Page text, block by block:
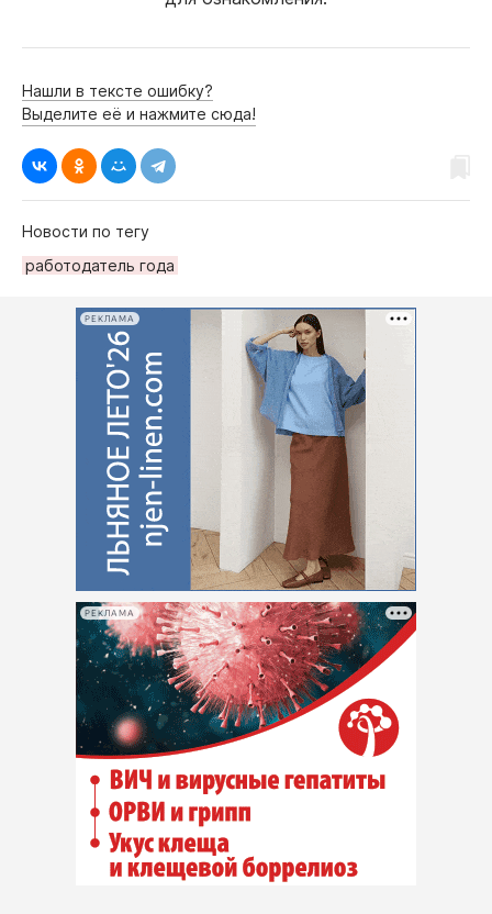
Нашли в тексте ошибку?
Выделите её и нажмите сюда!
Новости по тегу
работодатель года
РЕКЛАМА
РЕКЛАМА